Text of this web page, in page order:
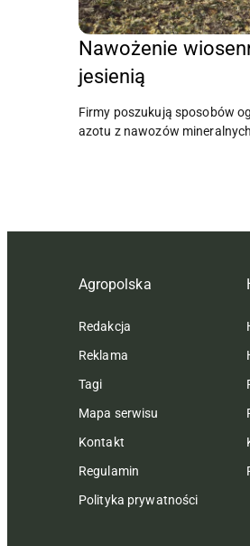
Nawożenie
jesienią
Firmy poszukują sposobów
azotu z nawozów
Agropolska
Redakcja
Reklama
Tagi
Mapa serwisu
Kontakt
Regulamin
Polityka prywatności